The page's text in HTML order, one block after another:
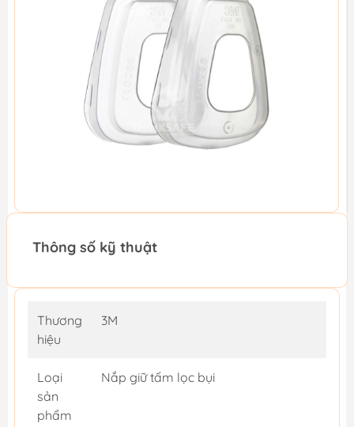
Thông số kỹ thuật
Thương
hiệu
3M
Loại
sản
phẩm
Nắp giữ tấm lọc bụi